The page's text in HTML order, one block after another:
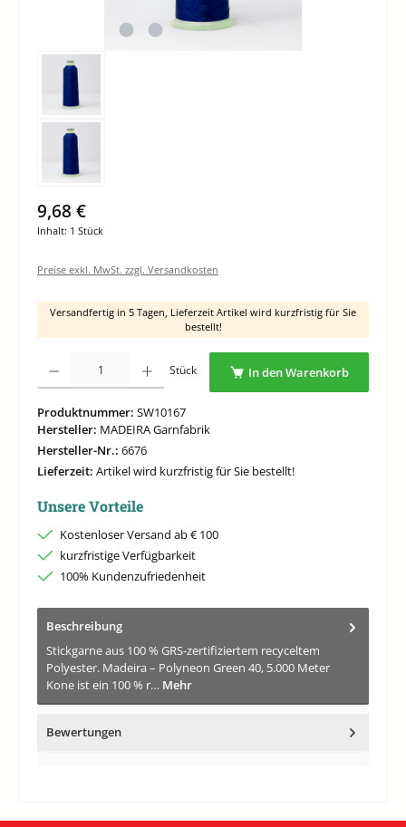
9,68 €
Inhalt: 1 Stück
Preise exkl. MwSt. zzgl. Versandkosten
Versandfertig in 5 Tagen, Lieferzeit Artikel wird kurzfristig für Sie
bestellt!
Produkt Anzahl: Gib den gewünschten Wert ein oder benutze die Schaltflächen um
Stück In den Warenkorb
Produktnummer: SW10167
Hersteller: MADEIRA Garnfabrik
Hersteller-Nr.: 6676
Lieferzeit: Artikel wird kurzfristig für Sie bestellt!
Unsere Vorteile
Kostenloser Versand ab € 100
kurzfristige Verfügbarkeit
100% Kundenzufriedenheit
Beschreibung
Stickgarne aus 100 % GRS-zertifiziertem recyceltem
Polyester. Madeira – Polyneon Green 40, 5.000 Meter
Kone ist ein 100 % r… Mehr
Bewertungen